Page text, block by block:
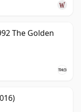
The Golden